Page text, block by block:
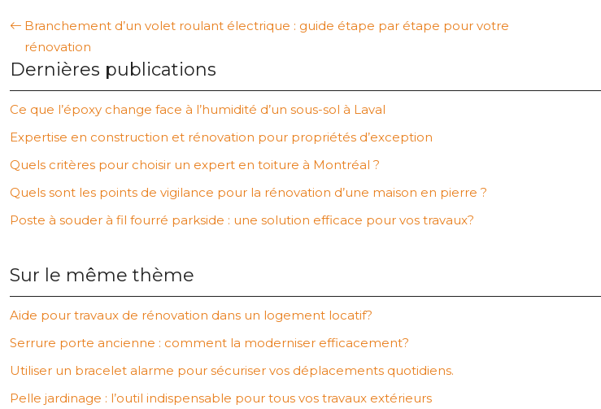
Branchement d’un volet roulant électrique : guide étape par étape pour votre
rénovation
Dernières publications
Ce que l’époxy change face à l’humidité d’un sous-sol à Laval
Expertise en construction et rénovation pour propriétés d’exception
Quels critères pour choisir un expert en toiture à Montréal ?
Quels sont les points de vigilance pour la rénovation d’une maison en pierre ?
Poste à souder à fil fourré parkside : une solution efficace pour vos travaux?
Sur le même thème
Aide pour travaux de rénovation dans un logement locatif?
Serrure porte ancienne : comment la moderniser efficacement?
Utiliser un bracelet alarme pour sécuriser vos déplacements quotidiens.
Pelle jardinage : l’outil indispensable pour tous vos travaux extérieurs